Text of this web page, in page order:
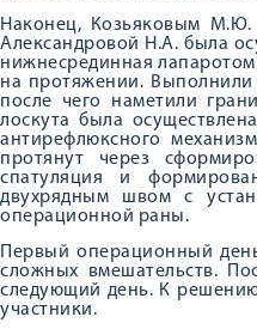
Наконец, Козьяковым
Александровой Н.А. была
нижнесрединная
на протяжении.
после чего наметили
лоскута была
антирефлюксного
протянут через
спатуляция и
двухрядным швом с
операционной раны.
Первый операционный
сложных вмешательств.
следующий день. К
участники.